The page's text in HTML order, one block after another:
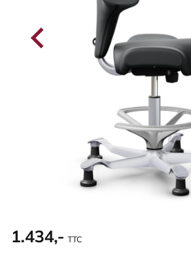
1.434,- TTC